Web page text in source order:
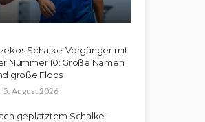
Schalke-Vorgänger mit
Nummer 10: Große Namen
große Flops
5. August 2026
geplatztem Schalke-